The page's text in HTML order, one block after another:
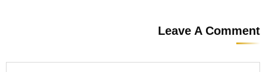
Leave A Comment